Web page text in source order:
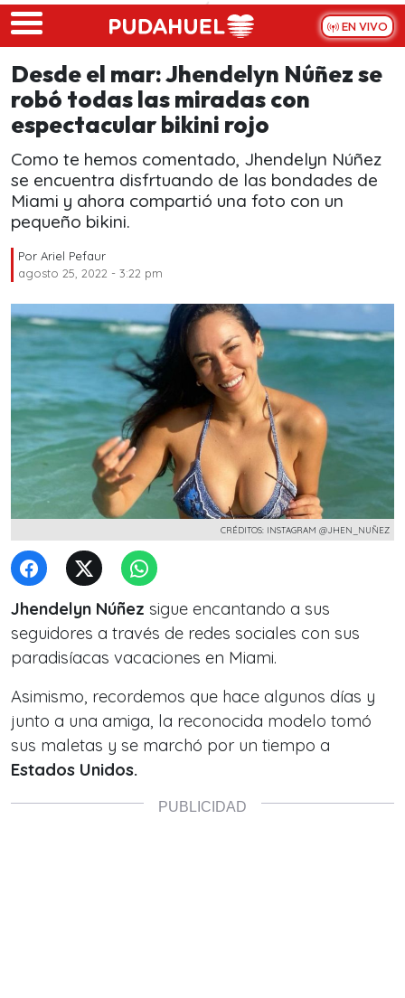
Skip to main content
EN VIVO
Desde el mar: Jhendelyn Núñez se
robó todas las miradas con
espectacular bikini rojo
Como te hemos comentado, Jhendelyn Núñez
se encuentra disfrtuando de las bondades de
Miami y ahora compartió una foto con un
pequeño bikini.
Por Ariel Pefaur
agosto 25, 2022 - 3:22 pm
CRÉDITOS: INSTAGRAM @JHEN_NUÑEZ
Jhendelyn Núñez sigue encantando a sus
seguidores a través de redes sociales con sus
paradisíacas vacaciones en Miami.
Asimismo, recordemos que hace algunos días y
junto a una amiga, la reconocida modelo tomó
sus maletas y se marchó por un tiempo a
Estados Unidos.